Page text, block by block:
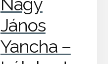
János
Yancha –